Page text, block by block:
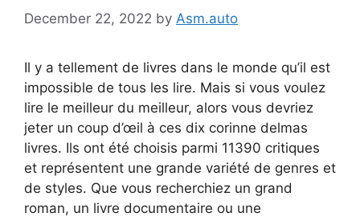
December 22, 2022 by Asm.auto
Il y a tellement de livres dans le monde qu’il est
impossible de tous les lire. Mais si vous voulez
lire le meilleur du meilleur, alors vous devriez
jeter un coup d’œil à ces dix corinne delmas
livres. Ils ont été choisis parmi 11390 critiques
et représentent une grande variété de genres et
de styles. Que vous recherchiez un grand
roman, un livre documentaire ou une